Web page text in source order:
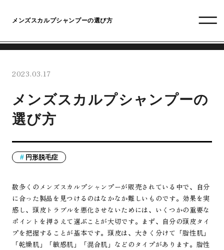
メンズスカルプシャンプーの選び方
2023.03.17
メンズスカルプシャンプーの
選び方
円形脱毛症
数多くのメンズスカルプシャンプーが販売されている中で、自分
に合った製品を見つけるのはなかなか難しいものです。効果を実
感し、頭皮トラブルを悪化させないためには、いくつかの重要な
ポイントを押さえて選ぶことが大切です。まず、自分の頭皮タイ
プを把握することが基本です。頭皮は、大きく分けて「脂性肌」
「乾燥肌」「敏感肌」「混合肌」などのタイプがあります。脂性